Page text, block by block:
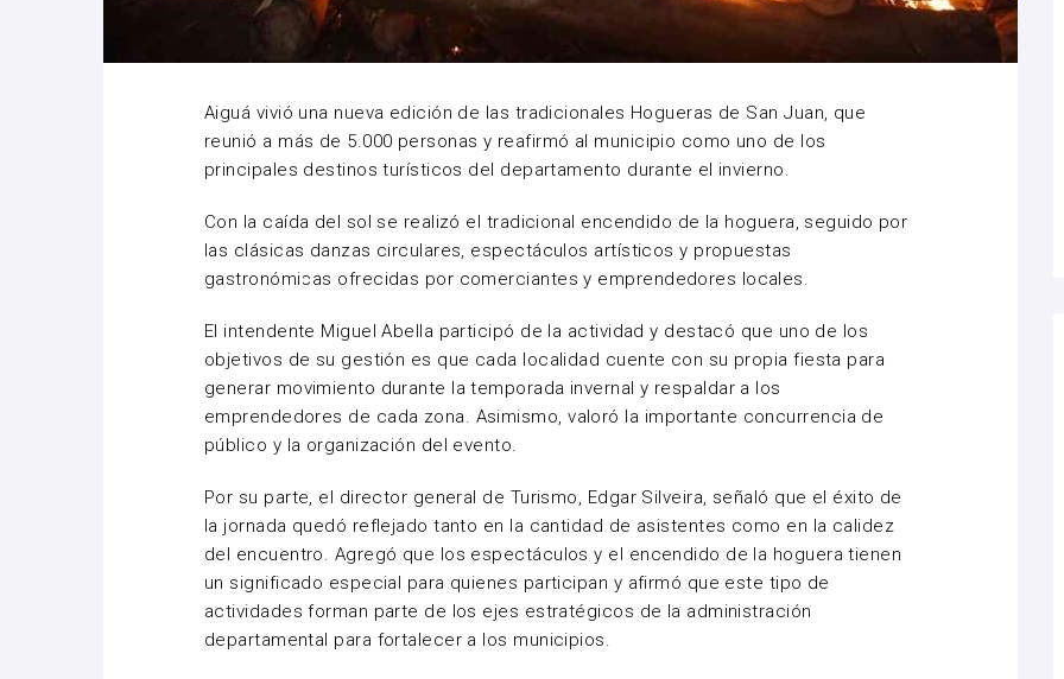
Aiguá vivió una nueva edición de las tradicionales Hogueras de San Juan, que
reunió a más de 5.000 personas y reafirmó al municipio como uno de los
principales destinos turísticos del departamento durante el invierno.
Con la caída del sol se realizó el tradicional encendido de la hoguera, seguido por
las clásicas danzas circulares, espectáculos artísticos y propuestas
gastronómicas ofrecidas por comerciantes y emprendedores locales.
El intendente Miguel Abella participó de la actividad y destacó que uno de los
objetivos de su gestión es que cada localidad cuente con su propia fiesta para
generar movimiento durante la temporada invernal y respaldar a los
emprendedores de cada zona. Asimismo, valoró la importante concurrencia de
público y la organización del evento.
Por su parte, el director general de Turismo, Edgar Silveira, señaló que el éxito de
la jornada quedó reflejado tanto en la cantidad de asistentes como en la calidez
del encuentro. Agregó que los espectáculos y el encendido de la hoguera tienen
un significado especial para quienes participan y afirmó que este tipo de
actividades forman parte de los ejes estratégicos de la administración
departamental para fortalecer a los municipios.